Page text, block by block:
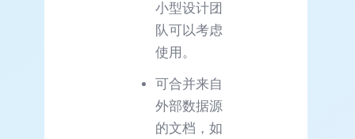
小型设计团
队可以考虑
使用。
可合并来自
外部数据源
的文档，如